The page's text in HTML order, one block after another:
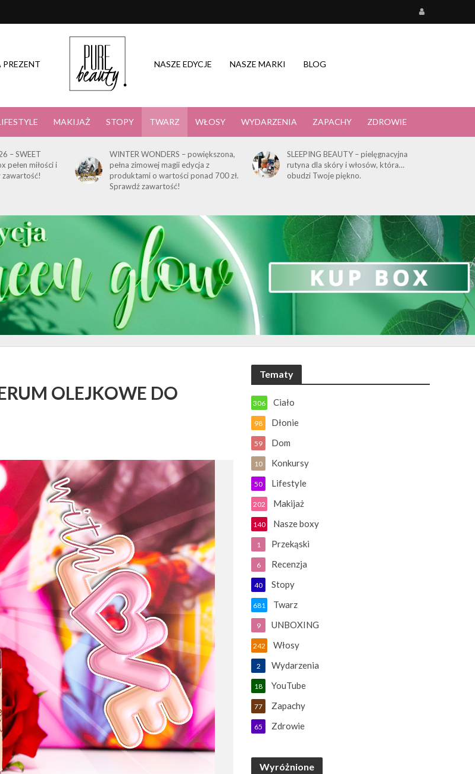
PREZENT NASZE EDYCJE NASZE MARKI BLOG
MAKIJAŻ STOPY TWARZ WŁOSY WYDARZENIA ZAPACHY ZDROWIE
– SWEET
pełen miłości i
zawartość!
WINTER WONDERS – powiększona,
pełna zimowej magii edycja z
produktami o wartości ponad 700 zł.
Sprawdź zawartość!
SLEEPING BEAUTY – pielęgnacyjna
rutyna dla skóry i włosów, która…
obudzi Twoje piękno.
OLEJKOWE DO
Tematy
Ciało
306
Dłonie
98
Dom
59
Konkursy
10
Lifestyle
50
Makijaż
202
Nasze boxy
140
Przekąski
1
Recenzja
6
Stopy
40
Twarz
681
UNBOXING
9
Włosy
242
Wydarzenia
2
YouTube
18
Zapachy
77
Zdrowie
65
Wyróżnione